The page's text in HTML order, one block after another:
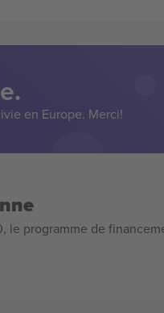
en Europe. Merci!
le programme de